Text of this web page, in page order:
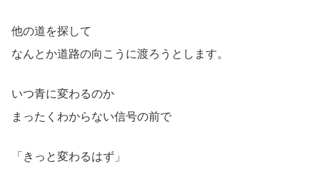
他の道を探して
なんとか道路の向こうに渡ろうとします。
いつ青に変わるのか
まったくわからない信号の前で
「きっと変わるはず」